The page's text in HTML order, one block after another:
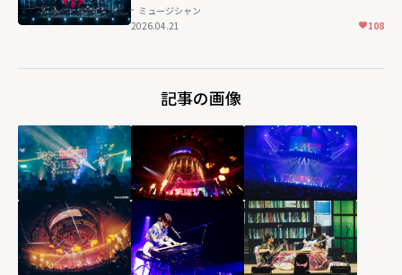
ミュージシャン
2026.04.21
108
記事の画像